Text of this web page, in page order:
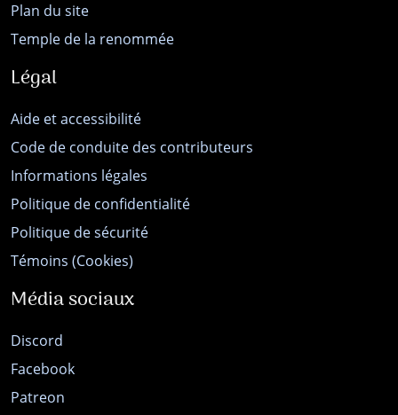
Plan du site
Temple de la renommée
Légal
Aide et accessibilité
Code de conduite des contributeurs
Informations légales
Politique de confidentialité
Politique de sécurité
Témoins (Cookies)
Média sociaux
Discord
Facebook
Patreon